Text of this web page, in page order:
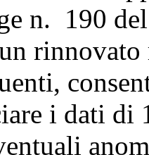
del
i dati di